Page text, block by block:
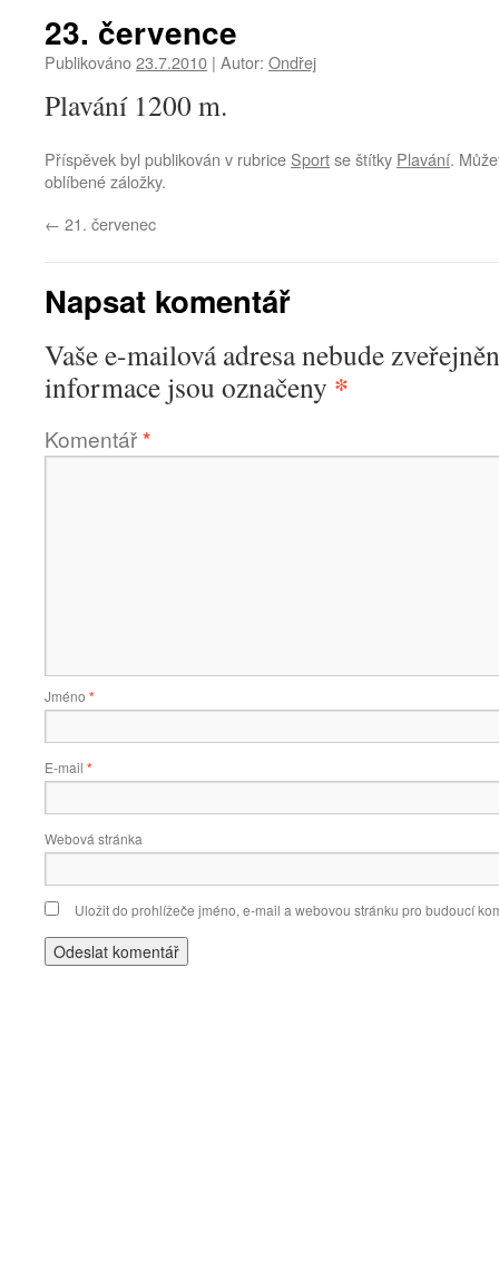
23. července
Publikováno23.7.2010 | Autor: Ondřej
Plavání 1200 m.
Příspěvek byl publikován v rubrice Sportse štítky Plavání.
oblíbené záložky.
← 21. červenec
Napsat komentář
Vaše e-mailová adresa nebude
informace jsou označeny *
Komentář*
Jméno *
E-mail *
Webová stránka
Uložit do prohlížeče jméno, e-mail a webovou stránku pro budoucí